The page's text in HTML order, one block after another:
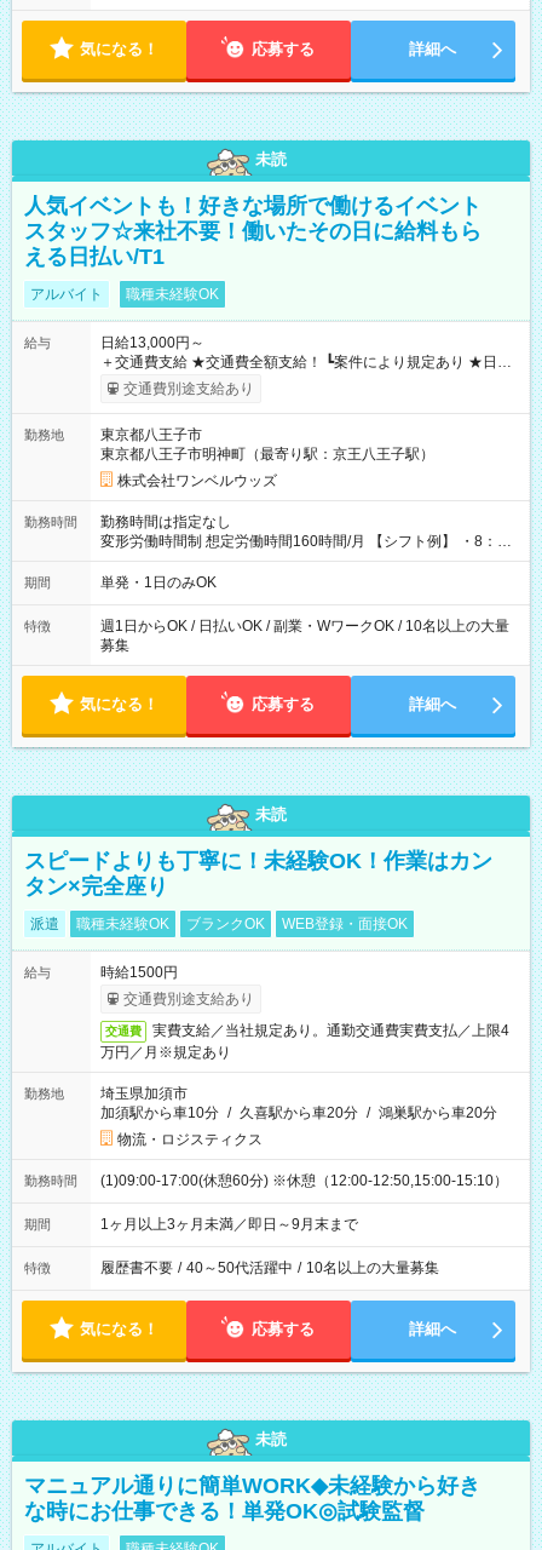
気になる！ 応募する 詳細へ
未読
人気イベントも！好きな場所で働けるイベント
スタッフ☆来社不要！働いたその日に給料もら
える日払い/T1
アルバイト 職種未経験OK
給与
日給13,000円～
＋交通費支給 ★交通費全額支給！ ┗案件により規定あり ★日払
いOK！（規定あり） ┗働いたその日に現金GET♪ お仕事後はコ
ンビニATMから 日払い分を引き落とせます！ 【試用期間】試
交通費別途支給あり
勤務地
東京都八王子市
東京都八王子市明神町（最寄り駅：京王八王子駅）
株式会社ワンベルウッズ
勤務時間
勤務時間は指定なし
変形労働時間制 想定労働時間160時間/月 【シフト例】 ・8：00
～21：00
期間 単発・1日のみOK
特徴
週1日からOK / 日払いOK / 副業・WワークOK / 10名以上の大量
募集
気になる！ 応募する 詳細へ
未読
スピードよりも丁寧に！未経験OK！作業はカン
タン×完全座り
派遣 職種未経験OK ブランクOK WEB登録・面接OK
給与
時給1500円
交通費別途支給あり
交通費
実費支給／当社規定あり。通勤交通費実費支払／上限4
万円／月※規定あり
勤務地
埼玉県加須市
加須駅から車10分 / 久喜駅から車20分 / 鴻巣駅から車20分
物流・ロジスティクス
勤務時間 (1)09:00-17:00(休憩60分) ※休憩（12:00-12:50,15:00-15:10）
期間 1ヶ月以上3ヶ月未満／即日～9月末まで
特徴 履歴書不要 / 40～50代活躍中 / 10名以上の大量募集
気になる！ 応募する 詳細へ
未読
マニュアル通りに簡単WORK◆未経験から好き
な時にお仕事できる！単発OK◎試験監督